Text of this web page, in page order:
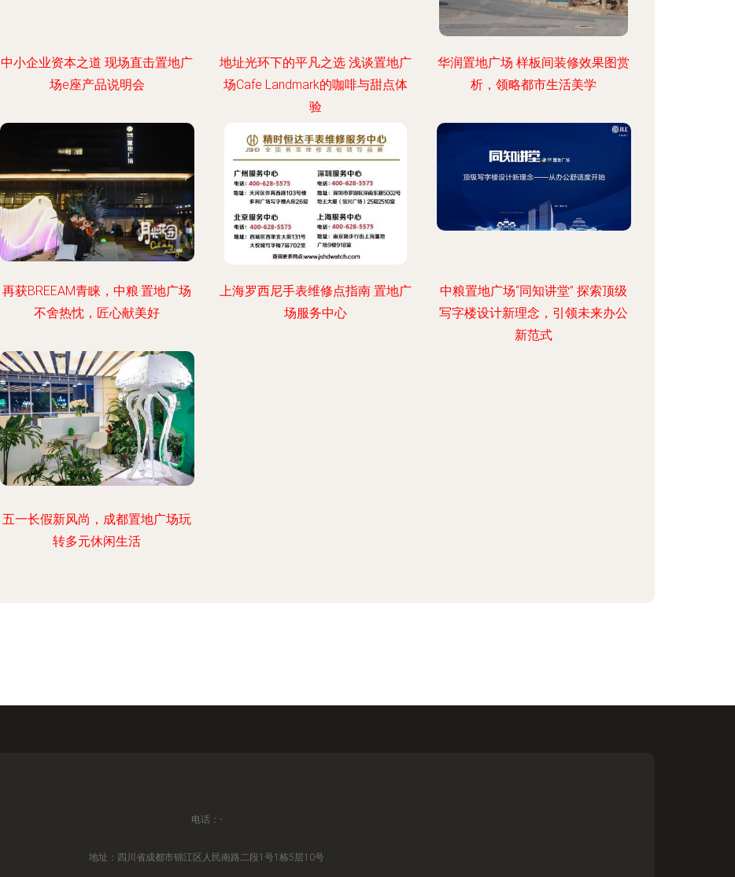
中小企业资本之道 现场直击置地广
场e座产品说明会
地址光环下的平凡之选 浅谈置地广
场Cafe Landmark的咖啡与甜点体
验
华润置地广场 样板间装修效果图赏
析，领略都市生活美学
再获BREEAM青睐，中粮·置地广场
不舍热忱，匠心献美好
上海罗西尼手表维修点指南 置地广
场服务中心
中粮置地广场“同知讲堂” 探索顶级
写字楼设计新理念，引领未来办公
新范式
五一长假新风尚，成都置地广场玩
转多元休闲生活
电话：-
地址：四川省成都市锦江区人民南路二段1号1栋5层10号